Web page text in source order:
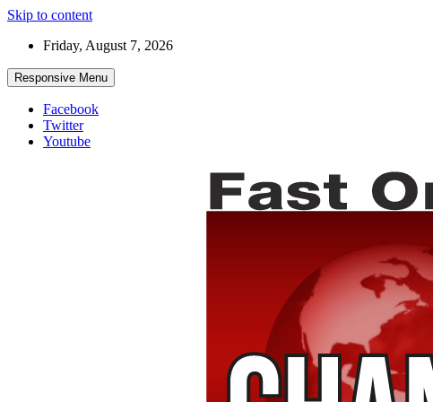
Skip to content
Friday, August 7, 2026
Responsive Menu
Facebook
Twitter
Youtube